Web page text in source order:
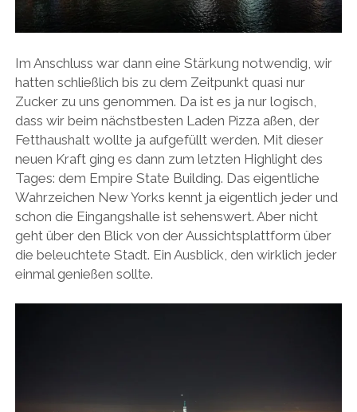
Im Anschluss war dann eine Stärkung notwendig, wir
hatten schließlich bis zu dem Zeitpunkt quasi nur
Zucker zu uns genommen. Da ist es ja nur logisch,
dass wir beim nächstbesten Laden Pizza aßen, der
Fetthaushalt wollte ja aufgefüllt werden. Mit dieser
neuen Kraft ging es dann zum letzten Highlight des
Tages: dem Empire State Building. Das eigentliche
Wahrzeichen New Yorks kennt ja eigentlich jeder und
schon die Eingangshalle ist sehenswert. Aber nicht
geht über den Blick von der Aussichtsplattform über
die beleuchtete Stadt. Ein Ausblick, den wirklich jeder
einmal genießen sollte.